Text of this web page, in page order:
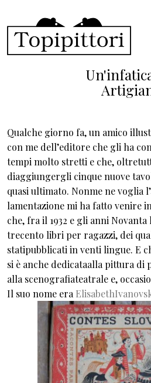
Qualche giorno fa, un amico
con me dell’editore che gli ha
tempi molto stretti e che,
diaggiungergli cinque nuove
quasi ultimato. Nonme ne voglia
lamentazione mi ha fatto venire
che, fra il 1932 e gli anni
trecento libri per ragazzi, dei
statipubblicati in venti lingue. E
si è anche dedicataalla pittura
alla scenografiateatrale e,
Il suo nome era